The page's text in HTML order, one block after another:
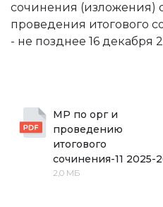
сочинения (изложения)
проведения итогового
- не позднее 16 декабря
МР по орг и
проведению
итогового
сочинения-11 2025-
2,0 МБ